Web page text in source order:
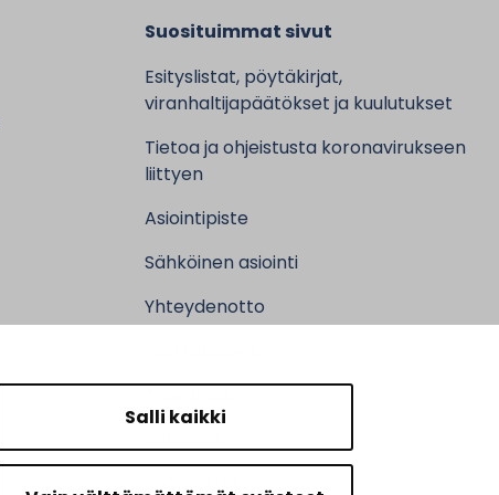
Salli kaikki
Suosituimmat sivut
Esityslistat, pöytäkirjat,
viranhaltijapäätökset ja kuulutukset
Tietoa ja ohjeistusta koronavirukseen
liittyen
Asiointipiste
Sähköinen asiointi
Yhteydenotto
Ruokalistat